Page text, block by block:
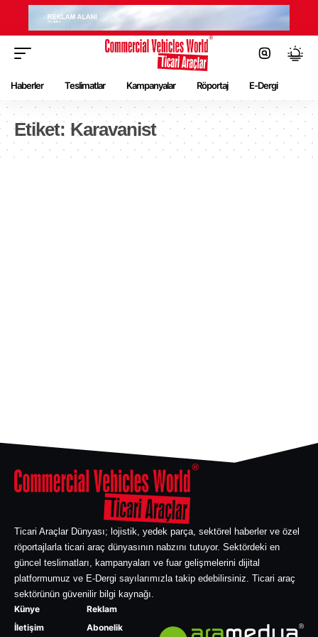
Haberler Teslimatlar Kampanyalar Röportaj E-Dergi
Etiket: Karavanist
Ticari Araçlar Dünyası; lojistik, yedek parça, sektörel haberler ve özel
röportajlarla ticari araç dünyasının nabzını tutuyor. Sektördeki en
güncel teslimatları, kampanyaları ve fuar gelişmelerini dijital
platformumuz ve E-Dergi sayılarımızla takip edebilirsiniz. Ticari araç
sektörünün güvenilir bilgi kaynağı.
Künye
İletişim
Reklam
Abonelik